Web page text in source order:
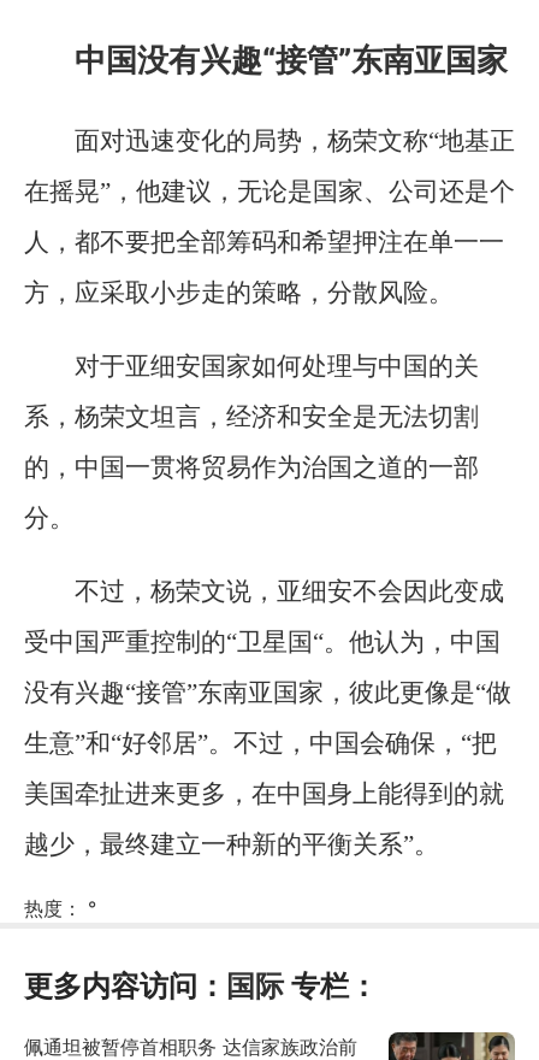
中国没有兴趣“接管”东南亚国家
面对迅速变化的局势，杨荣文称“地基正
在摇晃”，他建议，无论是国家、公司还是个
人，都不要把全部筹码和希望押注在单一一
方，应采取小步走的策略，分散风险。
对于亚细安国家如何处理与中国的关
系，杨荣文坦言，经济和安全是无法切割
的，中国一贯将贸易作为治国之道的一部
分。
不过，杨荣文说，亚细安不会因此变成
受中国严重控制的“卫星国“。他认为，中国
没有兴趣“接管”东南亚国家，彼此更像是“做
生意”和“好邻居”。不过，中国会确保，“把
美国牵扯进来更多，在中国身上能得到的就
越少，最终建立一种新的平衡关系”。
热度： °
更多内容访问： 国际专栏：
佩通坦被暂停首相职务 达信家族政治前